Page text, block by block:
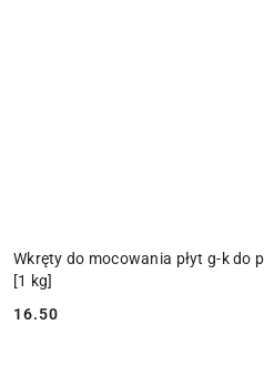
Wkręty do mocowania płyt g-k do
[1 kg]
Cena:
16.50